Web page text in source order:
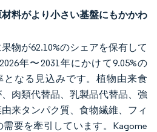
料がより小さい基盤にもかかわ
物が62.10%のシェアを保有して
年〜2031年にかけて9.05%の
となる見込みです。植物由来食
肉類代替品、乳製品代替品、強
来タンパク質、食物繊維、フィ
需要を牽引しています。Kagome